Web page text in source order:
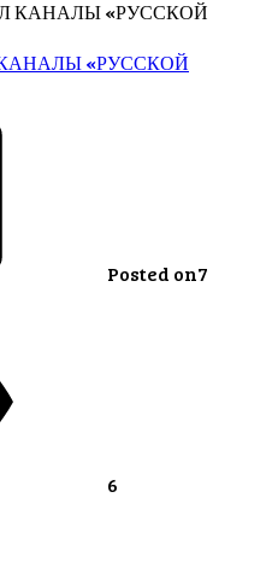
КАНАЛЫ «РУССКОЙ
Posted on7
6